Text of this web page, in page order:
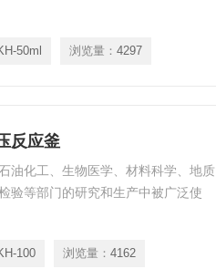
50ml 浏览量： 4297
反应釜
油化工、生物医学、材料科学、地质
验等部门的研究和生产中被广泛使
100 浏览量： 4162